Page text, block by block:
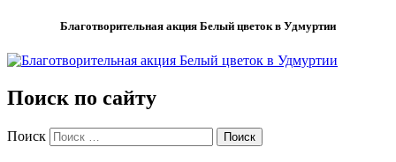
Благотворительная акция Белый цветок в Удмуртии
Поиск по сайту
Поиск